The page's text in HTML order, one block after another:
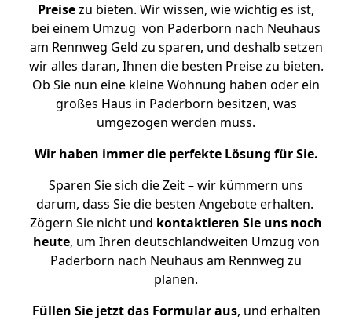
Preisezu bieten. Wir wissen, wie wichtig es ist,
bei einem Umzug von Paderborn nach Neuhaus
am Rennweg Geld zu sparen, und deshalb setzen
wir alles daran, Ihnen die besten Preise zu bieten.
Ob Sie nun eine kleine Wohnung haben oder ein
großes Haus in Paderborn besitzen, was
umgezogen werden muss.
Wir haben immer die perfekte Lösung für Sie.
Sparen Sie sich die Zeit – wir kümmern uns
darum, dass Sie die besten Angebote erhalten.
Zögern Sie nicht und kontaktieren Sie uns noch
heute, um Ihren deutschlandweiten Umzug von
Paderborn nach Neuhaus am Rennweg zu
planen.
Füllen Sie jetzt das Formular aus, und erhalten